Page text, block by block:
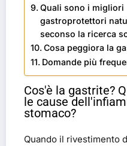
Quali sono i migliori
gastroprotettori
seconso la ricerca
Cosa peggiora la
Domande più
Cos'è la gastrite?
le cause
stomaco?
Quando il rivestimento